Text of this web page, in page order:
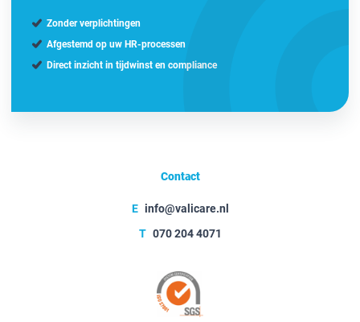
Zonder verplichtingen
Afgestemd op uw HR-processen
Direct inzicht in tijdwinst en compliance
Contact
E info@valicare.nl
T 070 204 4071